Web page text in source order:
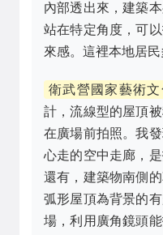
內部透出來，建築
站在特定角度，可
來感。這裡本地居民
衛武營國家藝術
計，流線型的屋頂
在廣場前拍照。我
心走的空中走廊，
還有，建築物南側
弧形屋頂為背景的
場，利用廣角鏡頭